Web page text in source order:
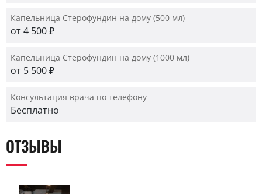
Капельница Стерофундин на дому (500 мл)
от 4 500 ₽
Капельница Стерофундин на дому (1000 мл)
от 5 500 ₽
Консультация врача по телефону
Бесплатно
ОТЗЫВЫ